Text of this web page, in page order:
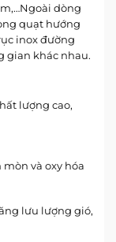
dòng
quạt hướng
inox đường
gian khác nhau.
lượng cao,
mòn và oxy hóa
lưu lượng gió,